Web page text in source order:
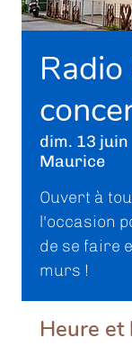
dim. 13 juin
Maurice
Ouvert à
l'occasion
de se faire
murs !
Heure et